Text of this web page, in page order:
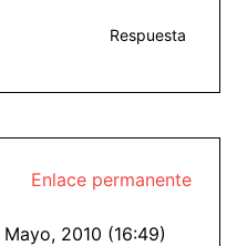
Respuesta
Enlace permanente
2010 (16:49)